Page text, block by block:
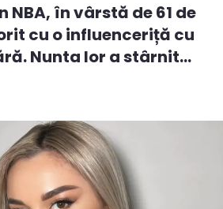
NBA, în vârstă de 61 de
cu o influenceriță cu
Nunta lor a stârnit